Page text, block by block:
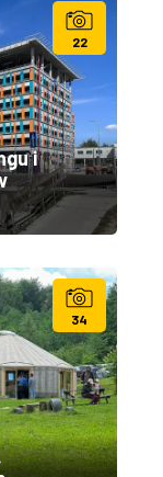
22
i
34